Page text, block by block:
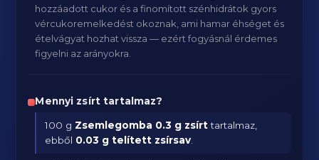
hozzáadott cukor és a finomított szénhidrátok gyors
vércukoremelkedést okoznak, ami hamar éhséget és
ételvágyat hozhat vissza — ezért fogyásnál érdemes
figyelni az arányokra.
Mennyi zsírt tartalmaz?
100 g Zsemlegomba 0.3 g zsírttartalmaz,
ebből 0.03 g telített zsírsav